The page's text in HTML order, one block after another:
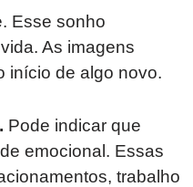
Esse sonho
As imagens
início de algo novo.
Pode indicar que
emocional. Essas
trabalho